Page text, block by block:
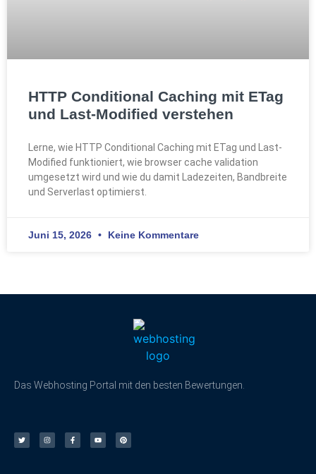
HTTP Conditional Caching mit ETag
und Last-Modified verstehen
Lerne, wie HTTP Conditional Caching mit ETag und Last-
Modified funktioniert, wie browser cache validation
umgesetzt wird und wie du damit Ladezeiten, Bandbreite
und Serverlast optimierst.
Juni 15, 2026 Keine Kommentare
Das Webhosting Portal mit den besten Bewertungen.